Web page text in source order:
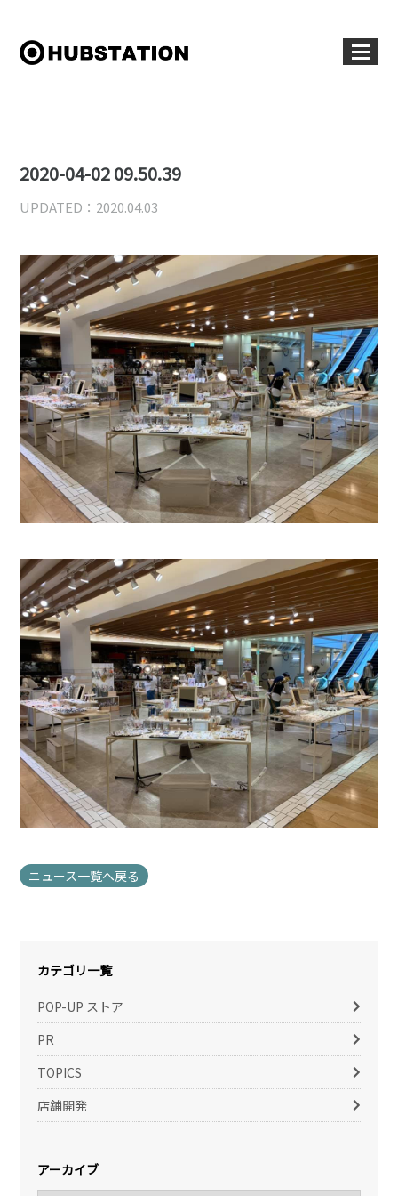
2020-04-02 09.50.39
UPDATED：2020.04.03
ニュース一覧へ戻る
カテゴリ一覧
POP-UP ストア
PR
TOPICS
店舗開発
アーカイブ